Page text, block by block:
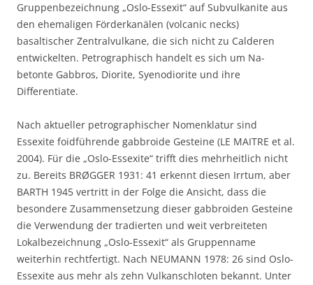
Gruppenbezeichnung „Oslo-Essexit“ auf Subvulkanite aus
den ehemaligen Förderkanälen (volcanic necks)
basaltischer Zentralvulkane, die sich nicht zu Calderen
entwickelten. Petrographisch handelt es sich um Na-
betonte Gabbros, Diorite, Syenodiorite und ihre
Differentiate.
Nach aktueller petrographischer Nomenklatur sind
Essexite foidführende gabbroide Gesteine (LE MAITRE et al.
2004). Für die „Oslo-Essexite“ trifft dies mehrheitlich nicht
zu. Bereits BRØGGER 1931: 41 erkennt diesen Irrtum, aber
BARTH 1945 vertritt in der Folge die Ansicht, dass die
besondere Zusammensetzung dieser gabbroiden Gesteine
die Verwendung der tradierten und weit verbreiteten
Lokalbezeichnung „Oslo-Essexit“ als Gruppenname
weiterhin rechtfertigt. Nach NEUMANN 1978: 26 sind Oslo-
Essexite aus mehr als zehn Vulkanschloten bekannt. Unter